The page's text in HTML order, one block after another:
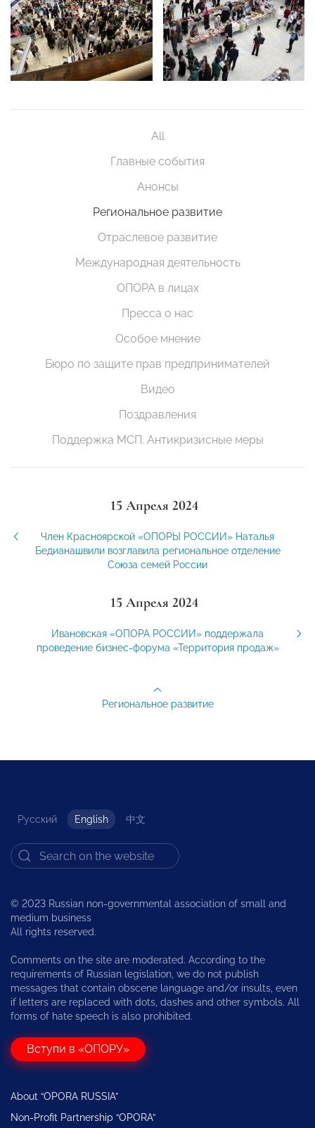
All
Главные события
Анонсы
Региональное развитие
Отраслевое развитие
Международная деятельность
ОПОРА в лицах
Пресса о нас
Особое мнение
Бюро по защите прав предпринимателей
Видео
Поздравления
Поддержка МСП. Антикризисные меры
15 Апреля 2024
Член Красноярской «ОПОРЫ РОССИИ» Наталья
Бедианашвили возглавила региональное отделение
Союза семей России
15 Апреля 2024
Ивановская «ОПОРА РОССИИ» поддержала
проведение бизнес-форума «Территория продаж»
Региональное развитие
Русский English 中文
© 2023 Russian non-governmental association of small and
medium business
All rights reserved.
Comments on the site are moderated. According to the
requirements of Russian legislation, we do not publish
messages that contain obscene language and/or insults, even
if letters are replaced with dots, dashes and other symbols. All
forms of hate speech is also prohibited.
Вступи в «ОПОРУ»
About “OPORA RUSSIA”
Non-Profit Partnership “OPORA”